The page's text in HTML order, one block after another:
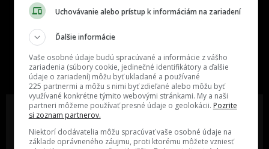
slovenskom internete, next time
najzabávnejšie miesto na svete
Oslov reklamou viac ako milión
Vieš o niečom zaujímavom alebo
Uchovávanie alebo prístup k informáciám na zariadení
Ďalšie informácie
Vaše osobné údaje budú spracúvané a informácie z vášho
zariadenia (súbory cookie, jedinečné identifikátory a ďalšie
údaje o zariadení) môžu byť ukladané a používané
225 partnermi a môžu s nimi byť zdieľané alebo môžu byť
využívané konkrétne týmito webovými stránkami. My a naši
partneri môžeme používať presné údaje o geolokácii. Pozrite
si zoznam partnerov.
Niektorí dodávatelia môžu spracúvať vaše osobné údaje na
základe oprávneného záujmu, proti ktorému môžete vzniesť